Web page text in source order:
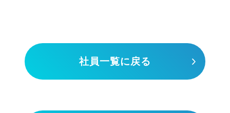
社員一覧に戻る